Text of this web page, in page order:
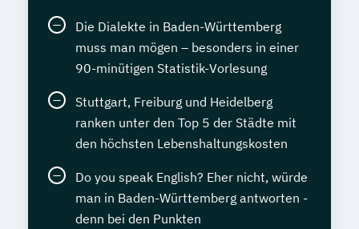
Die Dialekte in Baden-Württemberg
muss man mögen – besonders in einer
90-minütigen Statistik-Vorlesung
Stuttgart, Freiburg und Heidelberg
ranken unter den Top 5 der Städte mit
den höchsten Lebenshaltungskosten
Do you speak English? Eher nicht, würde
man in Baden-Württemberg antworten -
denn bei den Punkten